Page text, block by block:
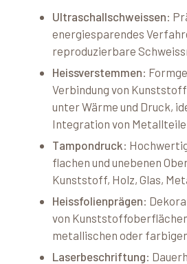
Ultraschallschweissen:
energiesparendes
reproduzierbare
Heissverstemmen:
Verbindung von
unter Wärme und Druck,
Integration von
Tampondruck:
flachen und unebenen
Kunststoff, Holz, Glas,
Heissfolienprägen:
von
metallischen oder
Laserbeschriftung: